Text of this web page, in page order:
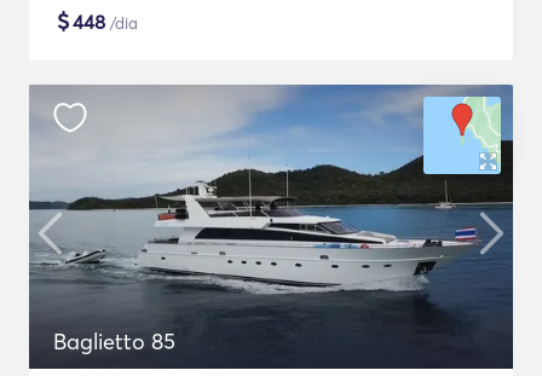
$448 /dia
Baglietto 85